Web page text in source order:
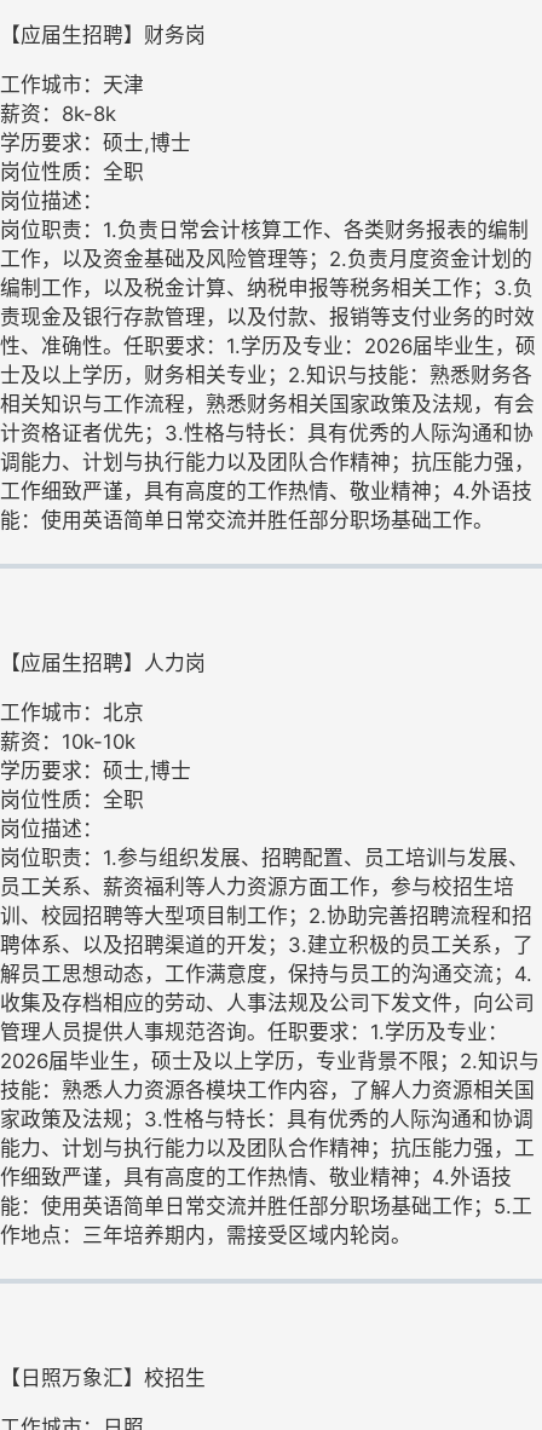
【应届生招聘】财务岗
工作城市：天津
薪资：8k-8k
学历要求：硕士,博士
岗位性质：全职
岗位描述：
岗位职责：1.负责日常会计核算工作、各类财务报表的编制
工作，以及资金基础及风险管理等；2.负责月度资金计划的
编制工作，以及税金计算、纳税申报等税务相关工作；3.负
责现金及银行存款管理，以及付款、报销等支付业务的时效
性、准确性。任职要求：1.学历及专业：2026届毕业生，硕
士及以上学历，财务相关专业；2.知识与技能：熟悉财务各
相关知识与工作流程，熟悉财务相关国家政策及法规，有会
计资格证者优先；3.性格与特长：具有优秀的人际沟通和协
调能力、计划与执行能力以及团队合作精神；抗压能力强，
工作细致严谨，具有高度的工作热情、敬业精神；4.外语技
能：使用英语简单日常交流并胜任部分职场基础工作。
【应届生招聘】人力岗
工作城市：北京
薪资：10k-10k
学历要求：硕士,博士
岗位性质：全职
岗位描述：
岗位职责：1.参与组织发展、招聘配置、员工培训与发展、
员工关系、薪资福利等人力资源方面工作，参与校招生培
训、校园招聘等大型项目制工作；2.协助完善招聘流程和招
聘体系、以及招聘渠道的开发；3.建立积极的员工关系，了
解员工思想动态，工作满意度，保持与员工的沟通交流；4.
收集及存档相应的劳动、人事法规及公司下发文件，向公司
管理人员提供人事规范咨询。任职要求：1.学历及专业：
2026届毕业生，硕士及以上学历，专业背景不限；2.知识与
技能：熟悉人力资源各模块工作内容，了解人力资源相关国
家政策及法规；3.性格与特长：具有优秀的人际沟通和协调
能力、计划与执行能力以及团队合作精神；抗压能力强，工
作细致严谨，具有高度的工作热情、敬业精神；4.外语技
能：使用英语简单日常交流并胜任部分职场基础工作；5.工
作地点：三年培养期内，需接受区域内轮岗。
【日照万象汇】校招生